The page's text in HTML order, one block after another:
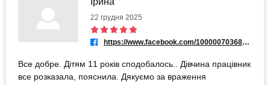
22 грудня 2025
https://www.facebook.com/100000703681370
Все добре. Дітям 11 років сподобалось.. Дівчина працівник
все розказала, пояснила. Дякуємо за враження